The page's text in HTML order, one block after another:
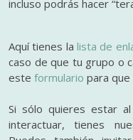
incluso podrás hacer
Aquí tienes lalista de
caso de que tu grupo o
este formulario para que
Si sólo quieres estar
interactuar, tienes